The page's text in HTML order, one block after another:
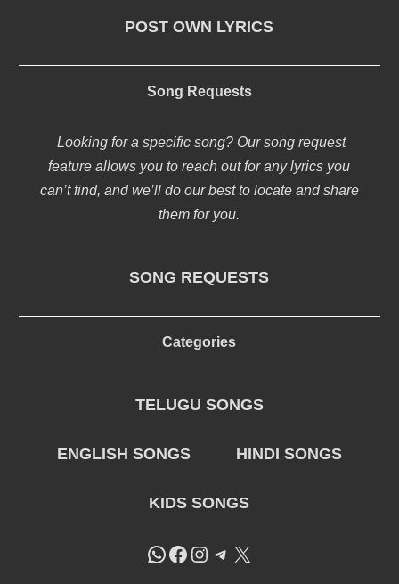
POST OWN LYRICS
Song Requests
Looking for a specific song? Our song request
feature allows you to reach out for any lyrics you
can’t find, and we’ll do our best to locate and share
them for you.
SONG REQUESTS
Categories
TELUGU SONGS
ENGLISH SONGS HINDI SONGS
KIDS SONGS
WhatsApp
Facebook
Instagram
Telegram
X